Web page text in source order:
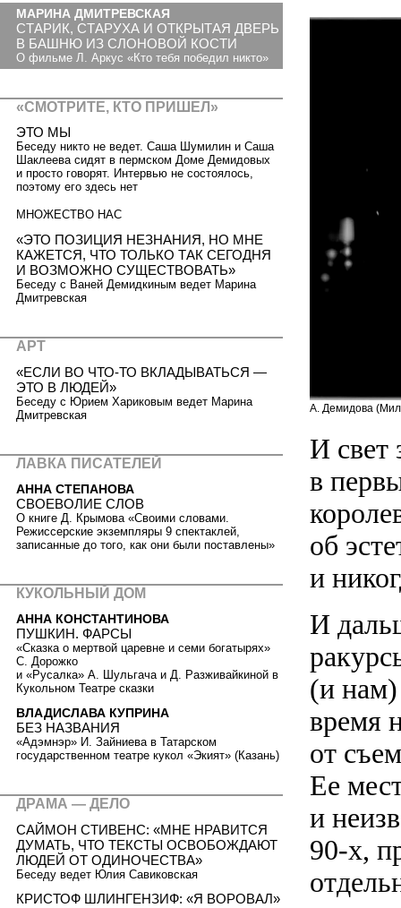
А. Демидова
И свет
в
об
и
И
(и нам)
время
от
Ее
и
90-х,
МАРИНА ДМИТРЕВСКАЯ
СТАРИК, СТАРУХА И ОТКРЫТАЯ ДВЕРЬ
В БАШНЮ ИЗ СЛОНОВОЙ КОСТИ
О фильме Л. Аркус «Кто тебя победил никто»
«СМОТРИТЕ, КТО ПРИШЕЛ»
ЭТО МЫ
Беседу никто не ведет. Саша Шумилин и Саша
Шаклеева сидят в пермском Доме Демидовых
и просто говорят. Интервью не состоялось,
поэтому его здесь нет
МНОЖЕСТВО НАС
«ЭТО ПОЗИЦИЯ НЕЗНАНИЯ, НО МНЕ
КАЖЕТСЯ, ЧТО ТОЛЬКО ТАК СЕГОДНЯ
И ВОЗМОЖНО СУЩЕСТВОВАТЬ»
Беседу с Ваней Демидкиным ведет Марина
Дмитревская
АРТ
«ЕСЛИ ВО ЧТО-ТО ВКЛАДЫВАТЬСЯ —
ЭТО В ЛЮДЕЙ»
Беседу с Юрием Хариковым ведет Марина
Дмитревская
ЛАВКА ПИСАТЕЛЕЙ
АННА СТЕПАНОВА
СВОЕВОЛИЕ СЛОВ
О книге Д. Крымова «Своими словами.
Режиссерские экземпляры 9 спектаклей,
записанные до того, как они были поставлены»
КУКОЛЬНЫЙ ДОМ
АННА КОНСТАНТИНОВА
ПУШКИН. ФАРСЫ
«Сказка о мертвой царевне и семи богатырях»
С. Дорожко
и «Русалка» А. Шульгача и Д. Разживайкиной в
Кукольном Театре сказки
ВЛАДИСЛАВА КУПРИНА
БЕЗ НАЗВАНИЯ
«Адэмнэр» И. Зайниева в Татарском
государственном театре кукол «Экият» (Казань)
ДРАМА — ДЕЛО
САЙМОН СТИВЕНС: «МНЕ НРАВИТСЯ
ДУМАТЬ, ЧТО ТЕКСТЫ ОСВОБОЖДАЮТ
ЛЮДЕЙ ОТ ОДИНОЧЕСТВА»
Беседу ведет Юлия Савиковская
КРИСТОФ ШЛИНГЕНЗИФ: «Я ВОРОВАЛ»